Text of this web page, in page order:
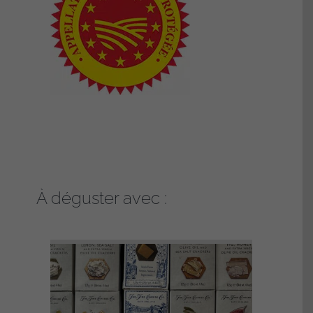
À déguster avec :